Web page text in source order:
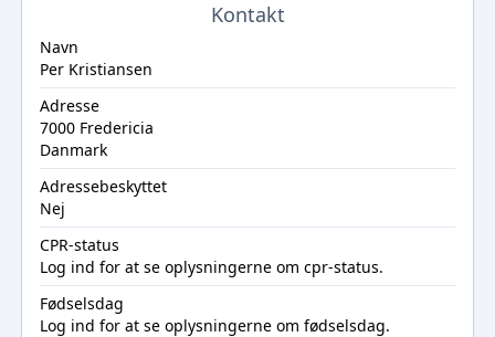
Kontakt
Navn
Per Kristiansen
Adresse
7000 Fredericia
Danmark
Adressebeskyttet
Nej
CPR-status
Log ind for at se oplysningerne om cpr-status.
Fødselsdag
Log ind for at se oplysningerne om fødselsdag.